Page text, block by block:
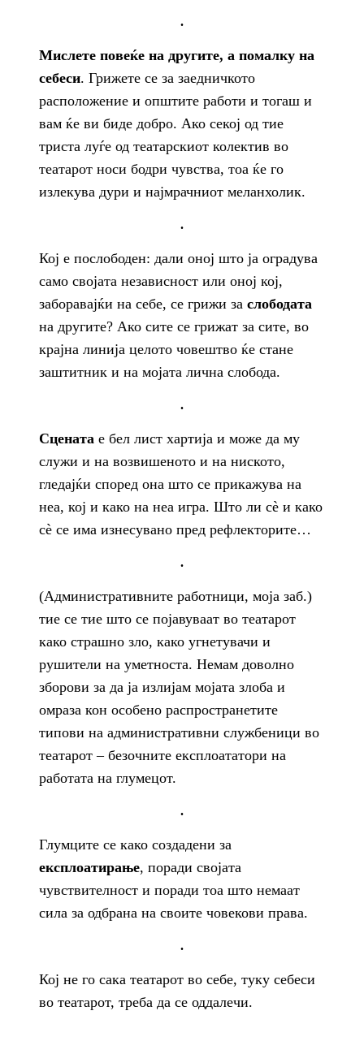
.
Мислете повеќе на другите, а помалку на
себеси. Грижете се за заедничкото
расположение и општите работи и тогаш и
вам ќе ви биде добро. Ако секој од тие
триста луѓе од театарскиот колектив во
театарот носи бодри чувства, тоа ќе го
излекува дури и најмрачниот меланхолик.
.
Кој е послободен: дали оној што ја оградува
само својата независност или оној кој,
заборавајќи на себе, се грижи за слободата
на другите? Ако сите се грижат за сите, во
крајна линија целото човештво ќе стане
заштитник и на мојата лична слобода.
.
Сцената е бел лист хартија и може да му
служи и на возвишеното и на ниското,
гледајќи според она што се прикажува на
неа, кој и како на неа игра. Што ли сè и како
сè се има изнесувано пред рефлекторите…
.
(Административните работници, моја заб.)
тие се тие што се појавуваат во театарот
како страшно зло, како угнетувачи и
рушители на уметноста. Немам доволно
зборови за да ја излијам мојата злоба и
омраза кон особено распространетите
типови на административни службеници во
театарот – безочните експлоататори на
работата на глумецот.
.
Глумците се како создадени за
експлоатирање, поради својата
чувствителност и поради тоа што немаат
сила за одбрана на своите човекови права.
.
Кој не го сака театарот во себе, туку себеси
во театарот, треба да се оддалечи.